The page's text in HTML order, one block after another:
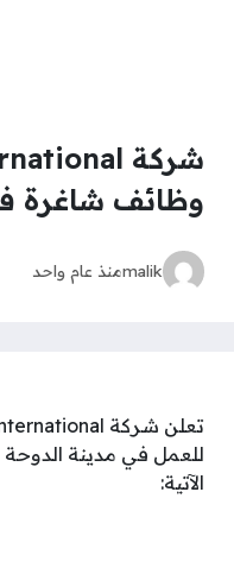
وظائف شاغرة
malikمنذ عام واحد
للعمل في مدينة الدوحة
الآتية: